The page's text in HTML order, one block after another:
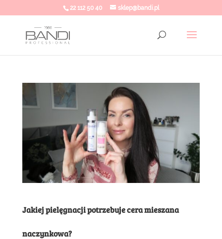
22 112 50 40 sklep@bandi.pl
Jakiej pielęgnacji potrzebuje cera mieszana
naczynkowa?